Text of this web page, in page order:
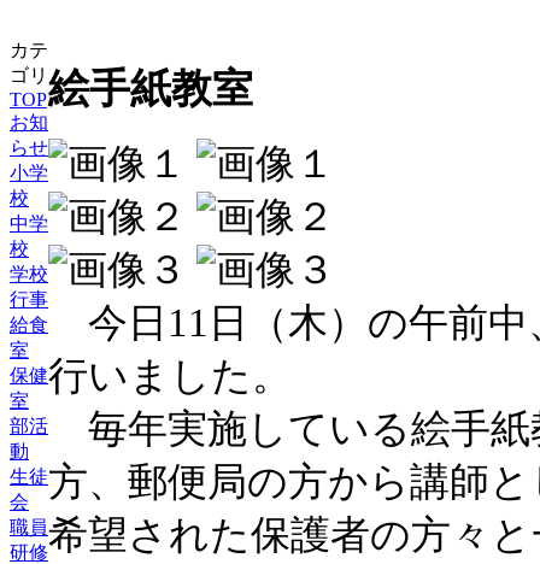
カテ
ゴリ
TOP
お知
らせ
小学
校
中学
校
学校
行事
給食
室
保健
室
部活
動
生徒
会
職員
研修
絵手紙教室
今日11日（木）の午前中
行いました。
毎年実施している絵手
方、郵便局の方から講師
希望された保護者の方々